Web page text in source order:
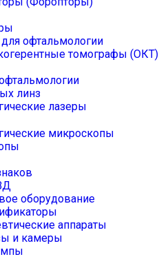
офтальмологии
томографы (ОКТ)
линз
лазеры
микроскопы
оборудование
аппараты
и камеры